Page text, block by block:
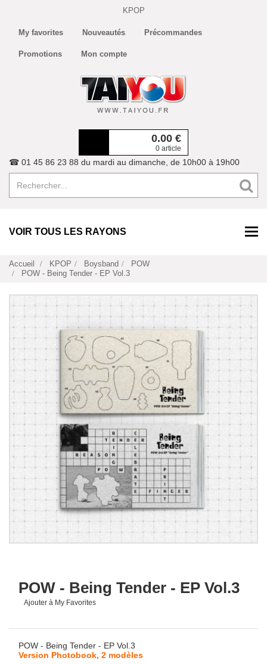
KPOP
My favorites Nouveautés Précommandes
Promotions Mon compte
0.00 €
0 article
☎ 01 45 86 23 88 du mardi au dimanche, de 10h00 à 19h00
VOIR TOUS LES RAYONS
Accueil KPOP Boysband
POW
POW - Being Tender - EP Vol.3
POW - Being Tender - EP Vol.3
Ajouter à My Favorites
POW - Being Tender - EP Vol.3
Version Photobook, 2 modèles